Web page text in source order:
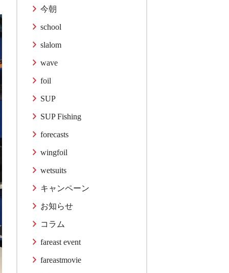
今朝
school
slalom
wave
foil
SUP
SUP Fishing
forecasts
wingfoil
wetsuits
キャンペーン
お知らせ
コラム
fareast event
fareastmovie